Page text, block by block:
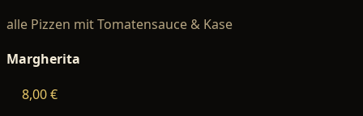
alle Pizzen mit Tomatensauce & Kase
Margherita
8,00 €